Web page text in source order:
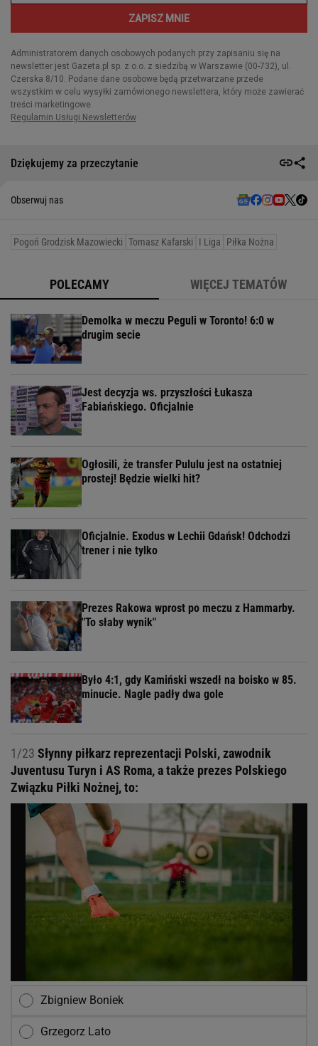
Dziękujemy za przeczytanie
Obserwuj nas
Pogoń Grodzisk Mazowiecki Tomasz Kafarski I Liga Piłka Nożna
POLECAMY WIĘCEJ TEMATÓW
Demolka w meczu Peguli w Toronto! 6:0 w
drugim secie
Jest decyzja ws. przyszłości Łukasza
Fabiańskiego. Oficjalnie
Ogłosili, że transfer Pululu jest na ostatniej
prostej! Będzie wielki hit?
Oficjalnie. Exodus w Lechii Gdańsk! Odchodzi
trener i nie tylko
Prezes Rakowa wprost po meczu z Hammarby.
"To słaby wynik"
Było 4:1, gdy Kamiński wszedł na boisko w 85.
minucie. Nagle padły dwa gole
1/23 Słynny piłkarz reprezentacji Polski, zawodnik
Juventusu Turyn i AS Roma, a także prezes Polskiego
Związku Piłki Nożnej, to:
Zbigniew Boniek
Grzegorz Lato